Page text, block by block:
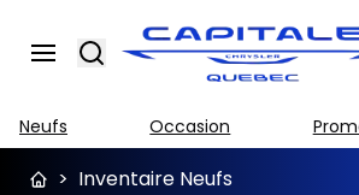
Search
Neufs Occasion
> Inventaire Neufs